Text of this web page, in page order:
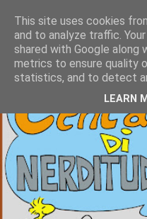
This site uses cookies
and to analyze traffic.
shared with Google along
metrics to ensure quality
statistics, and to detect
LEARN